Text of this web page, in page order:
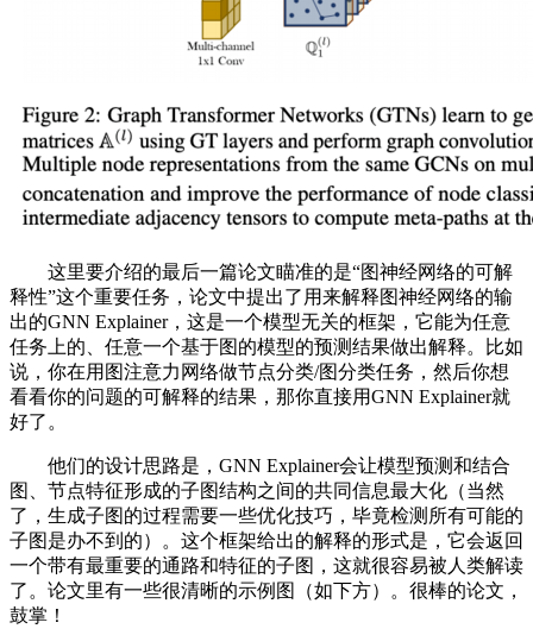
这里要介绍的最后一篇论文瞄准的是“图神经网络的可解
释性”这个重要任务，论文中提出了用来解释图神经网络的输
出的GNN Explainer，这是一个模型无关的框架，它能为任意
任务上的、任意一个基于图的模型的预测结果做出解释。比如
说，你在用图注意力网络做节点分类/图分类任务，然后你想
看看你的问题的可解释的结果，那你直接用GNN Explainer就
好了。
他们的设计思路是，GNN Explainer会让模型预测和结合
图、节点特征形成的子图结构之间的共同信息最大化（当然
了，生成子图的过程需要一些优化技巧，毕竟检测所有可能的
子图是办不到的）。这个框架给出的解释的形式是，它会返回
一个带有最重要的通路和特征的子图，这就很容易被人类解读
了。论文里有一些很清晰的示例图（如下方）。很棒的论文，
鼓掌！